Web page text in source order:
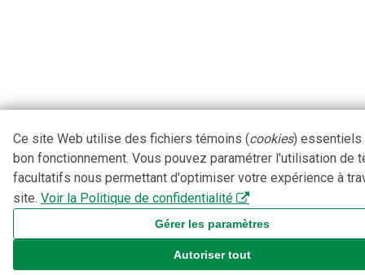
Ce site Web utilise des fichiers témoins (cookies) essentiels
bon fonctionnement. Vous pouvez paramétrer l'utilisation de
facultatifs nous permettant d'optimiser votre expérience à
site. Voir la Politique de confidentialité
Gérer les paramètres
Autoriser tout